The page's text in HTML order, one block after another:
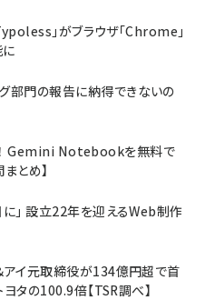
」がブラウザ「Chrome」
部門の報告に納得できないの
Gemini Notebookを無料で
とめ】
」 設立22年を迎えるWeb制作
アイ元取締役が134億円超で首
タの100.9倍【TSR調べ】